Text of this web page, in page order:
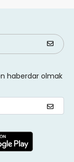
haberdar olmak